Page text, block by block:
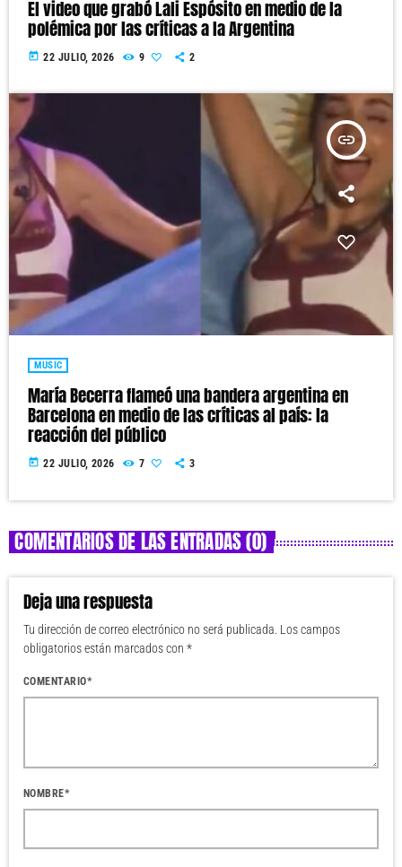
El video que grabó Lali Espósito en medio de la
polémica por las críticas a la Argentina
today 22 JULIO, 2026 9 2
insert_link
MUSIC
María Becerra flameó una bandera argentina en
Barcelona en medio de las críticas al país: la
reacción del público
today 22 JULIO, 2026 7 3
COMENTARIOS DE LAS ENTRADAS (0)
Deja una respuesta
Tu dirección de correo electrónico no será publicada. Los campos
obligatorios están marcados con *
COMENTARIO*
NOMBRE*